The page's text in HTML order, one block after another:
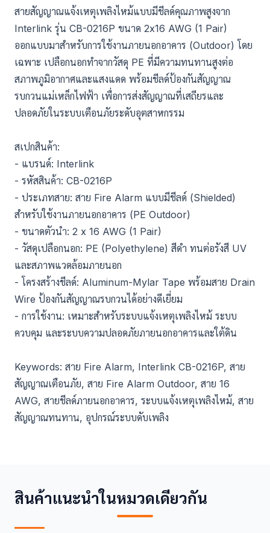
สายสัญญาณแจ้งเหตุเพลิงไหม้แบบมีชีลด์คุณภาพสูงจาก
Interlink รุ่น CB-0216P ขนาด 2x16 AWG (1 Pair)
ออกแบบมาสำหรับการใช้งานภายนอกอาคาร (Outdoor) โดย
เฉพาะ เปลือกนอกทำจากวัสดุ PE ที่มีความทนทานสูงต่อ
สภาพภูมิอากาศและแสงแดด พร้อมชีลด์ป้องกันสัญญาณ
รบกวนแม่เหล็กไฟฟ้า เพื่อการส่งสัญญาณที่เสถียรและ
ปลอดภัยในระบบเตือนภัยระดับอุตสาหกรรม
สเปกสินค้า:
- แบรนด์: Interlink
- รหัสสินค้า: CB-0216P
- ประเภทสาย: สาย Fire Alarm แบบมีชีลด์ (Shielded)
สำหรับใช้งานภายนอกอาคาร (PE Outdoor)
- ขนาดตัวนำ: 2 x 16 AWG (1 Pair)
- วัสดุเปลือกนอก: PE (Polyethylene) สีดำ ทนต่อรังสี UV
และสภาพแวดล้อมภายนอก
- โครงสร้างชีลด์: Aluminum-Mylar Tape พร้อมสาย Drain
Wire ป้องกันสัญญาณรบกวนได้อย่างดีเยี่ยม
- การใช้งาน: เหมาะสำหรับระบบแจ้งเหตุเพลิงไหม้ ระบบ
ควบคุม และระบบความปลอดภัยภายนอกอาคารและใต้ดิน
Keywords: สาย Fire Alarm, Interlink CB-0216P, สาย
สัญญาณเตือนภัย, สาย Fire Alarm Outdoor, สาย 16
AWG, สายชีลด์ภายนอกอาคาร, ระบบแจ้งเหตุเพลิงไหม้, สาย
สัญญาณทนทาน, อุปกรณ์ระบบดับเพลิง
สินค้าแนะนำในหมวดเดียวกัน